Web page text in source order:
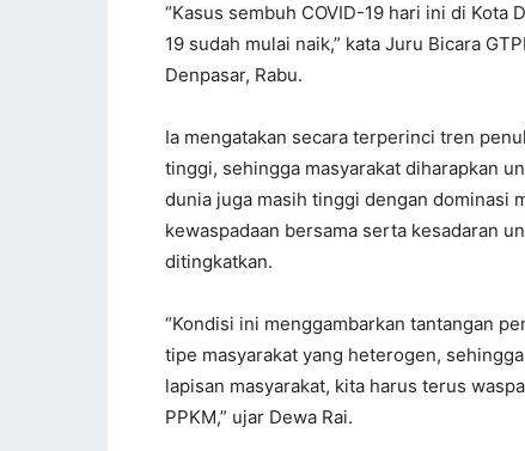
“Kasus sembuh COVID-19 hari ini di Kota
19 sudah mulai naik,” kata Juru Bicara
Denpasar, Rabu.
Ia mengatakan secara terperinci tren
tinggi, sehingga masyarakat diharapkan
dunia juga masih tinggi dengan dominasi
kewaspadaan bersama serta kesadaran
ditingkatkan.
“Kondisi ini menggambarkan tantangan
tipe masyarakat yang heterogen,
lapisan masyarakat, kita harus terus
PPKM,” ujar Dewa Rai.